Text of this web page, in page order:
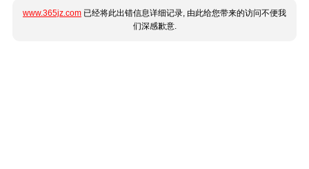
www.365jz.com 已经将此出错信息详细记录, 由此给您带来的访问不便我
们深感歉意.